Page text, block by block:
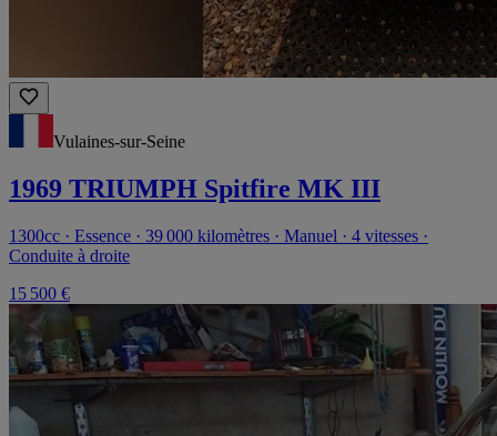
Vulaines-sur-Seine
1969 TRIUMPH Spitfire MK III
1300cc · Essence · 39 000 kilomètres · Manuel · 4 vitesses ·
Conduite à droite
15 500 €